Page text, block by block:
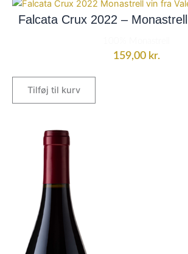
Falcata Crux 2022 –
159,00 kr.
Tilføj til kurv